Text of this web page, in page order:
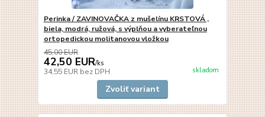
Perinka / ZAVINOVAČKA z mušelínu KRSTOVÁ ,
biela, modrá, ružová, s výplňou a vyberateľnou
ortopedickou molitanovou vložkou
45,00 EUR
42,50 EUR/ks
34,55 EUR bez DPH skladom
Zvoliť variant